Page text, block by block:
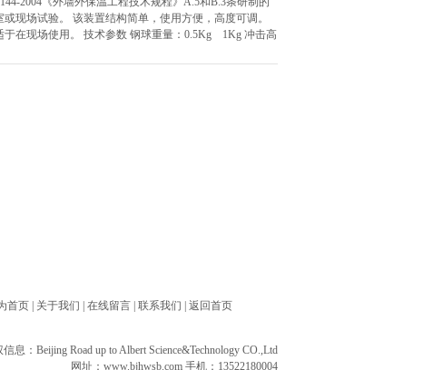
现场试验。 该装置结构简单，使用方便，高度可调。
在现场使用。 技术参数 钢球重量：0.5Kg 1Kg 冲击高
首页 关于我们 在线留言 联系我们 返回首页
信息：Beijing Road up to Albert Science&Technology CO.,Ltd
网址： www.bjhwsb.com 手机：13522180004